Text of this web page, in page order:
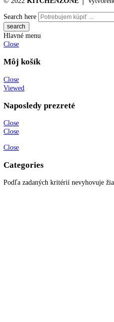
87
87,4
88
89
90,8
91,3
91,7
Filtrovanie podla ceny
Cena:899 €—1.595 €